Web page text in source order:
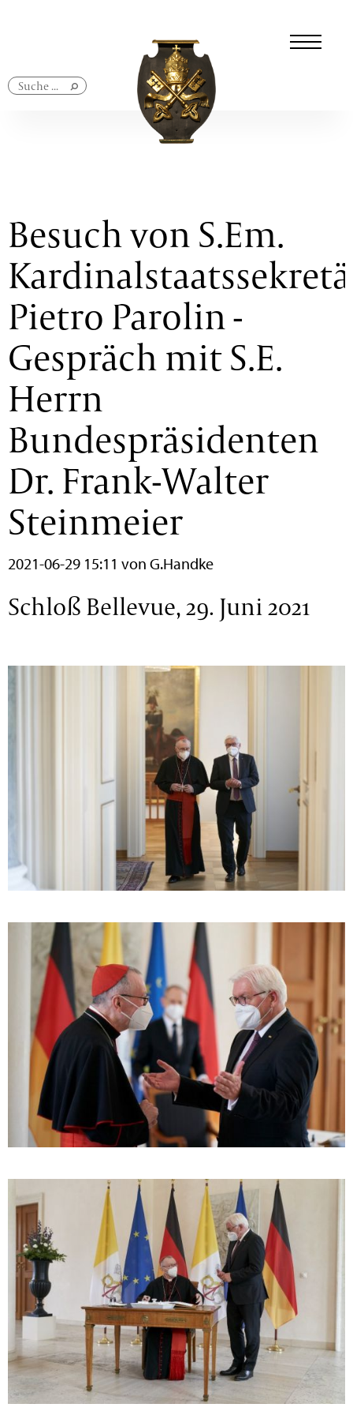
Besuch von S.Em.
Pietro Parolin -
Gespräch mit S.E.
Herrn
Bundespräsidenten
Dr. Frank-Walter
Steinmeier
2021-06-29 15:11 von G.Handke
Schloß Bellevue, 29. Juni 2021